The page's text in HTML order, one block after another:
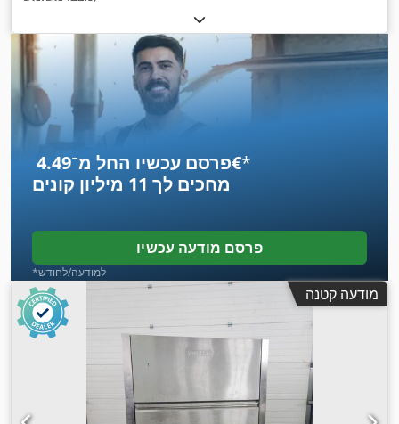
פרסם עכשיו החל מ־‏4.49 ‏€*
מחכים לך 11 מיליון קונים
פרסם מודעה עכשיו
*למודעה/לחודש
מודעה קטנה